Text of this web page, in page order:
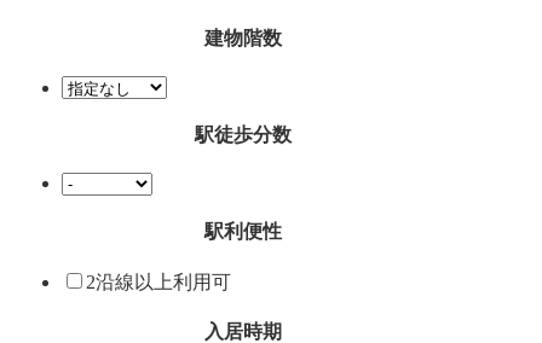
建物階数
駅徒歩分数
駅利便性
2沿線以上利用可
入居時期